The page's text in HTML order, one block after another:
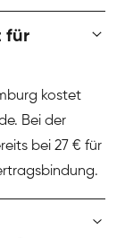
für
kostet
Bei der
bei 27 € für